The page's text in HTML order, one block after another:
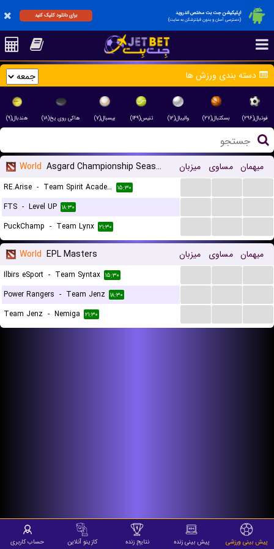
اپلیکیشن جت بت مختص اندروید
(دسترسی آسان و بدون فیلترشکن به سایت)
برای دانلود کلیک کنید
دسته بندی ورزش ها
فوتبال(۲۹۶) بسکتبال(۲۷) والیبال(۱۲) تنیس(۱۴۹) بیسبال(۷) هاکی روی یخ(۱۸) هندبال(۹)
World Asgard Championship Season میزبان مساوی میهمان
RE.Arise - Team Spirit Academy ۱۵:۳۰
FTS - Level UP ۱۸:۳۰
PuckChamp - Team Lynx ۲۱:۳۰
World EPL Masters میزبان مساوی میهمان
Ilbirs eSport - Team Syntax ۱۵:۳۰
Power Rangers - Team Jenz ۱۸:۳۰
Team Jenz - Nemiga ۲۱:۳۰
پیش بینی ورزشی پیش بینی زنده نتایج زنده کازینو آنلاین حساب کاربری